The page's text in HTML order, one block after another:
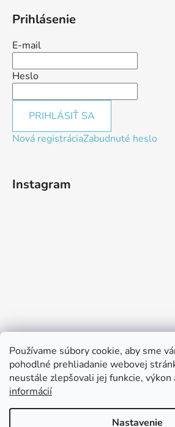
Používame súbory cookie, aby sme
pohodlné prehliadanie webovej
neustále zlepšovali jej funkcie,
informácií
Nastavenie
Prihlásenie
E-mail
Heslo
PRIHLÁSIŤ SA
Nová registráciaZabudnuté heslo
Instagram